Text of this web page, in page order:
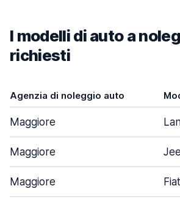
I modelli di auto a
richiesti
Agenzia di noleggio auto
Maggiore
Maggiore
Maggiore